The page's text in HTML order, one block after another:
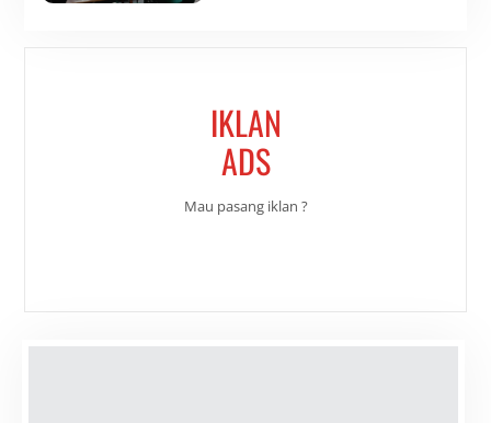
IKLAN
ADS
Mau pasang iklan ?